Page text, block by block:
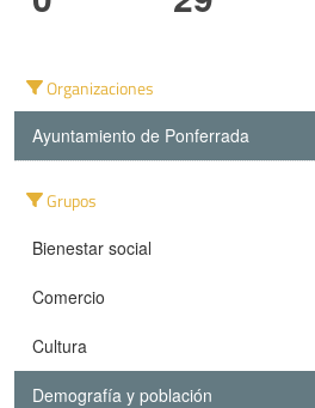
Organizaciones
Ayuntamiento de Ponferrada
Grupos
Bienestar social
Comercio
Cultura
Demografía y población